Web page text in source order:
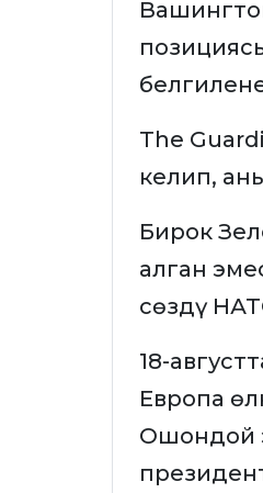
The
келип,
Бирок
алган
сөздү
18-
Европа
Ошондой